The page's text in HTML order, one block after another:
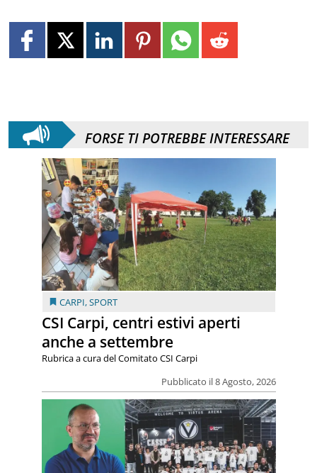
FORSE TI POTREBBE INTERESSARE
CARPI,SPORT
CSI Carpi, centri estivi aperti
anche a settembre
Pubblicato il 8 Agosto, 2026
Rubrica a cura del Comitato CSI Carpi